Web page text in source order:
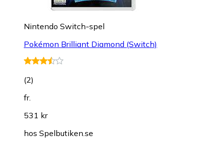
Nintendo Switch-spel
Pokémon Brilliant Diamond (Switch)
(2)
fr.
531 kr
hos Spelbutiken.se